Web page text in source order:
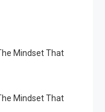
Mindset That
Mindset That